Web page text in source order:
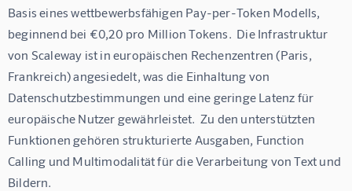
Basis eines wettbewerbsfähigen Pay-per-Token Modells,
beginnend bei €0,20 pro Million Tokens.  Die Infrastruktur
von Scaleway ist in europäischen Rechenzentren (Paris,
Frankreich) angesiedelt, was die Einhaltung von
Datenschutzbestimmungen und eine geringe Latenz für
europäische Nutzer gewährleistet.  Zu den unterstützten
Funktionen gehören strukturierte Ausgaben, Function
Calling und Multimodalität für die Verarbeitung von Text und
Bildern.